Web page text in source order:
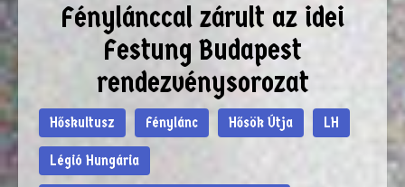
Fénylánccal zárult az idei
Festung Budapest
rendezvénysorozat
Hőskultusz Fénylánc Hősök Útja LH
Légió Hungária